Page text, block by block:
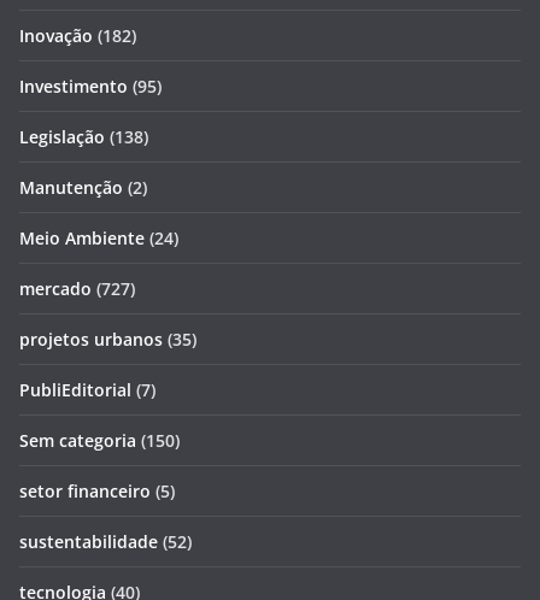
Inovação (182)
Investimento (95)
Legislação (138)
Manutenção (2)
Meio Ambiente (24)
mercado (727)
projetos urbanos (35)
PubliEditorial (7)
Sem categoria (150)
setor financeiro (5)
sustentabilidade (52)
tecnologia (40)